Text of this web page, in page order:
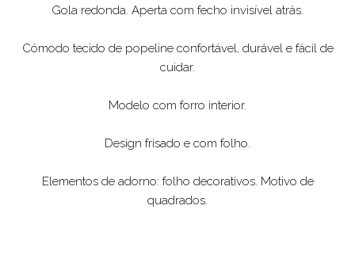
Gola redonda. Aperta com fecho invisível atrás.
Cómodo tecido de popeline confortável, durável e fácil de
cuidar.
Modelo com forro interior.
Design frisado e com folho.
Elementos de adorno: folho decorativos. Motivo de
quadrados.